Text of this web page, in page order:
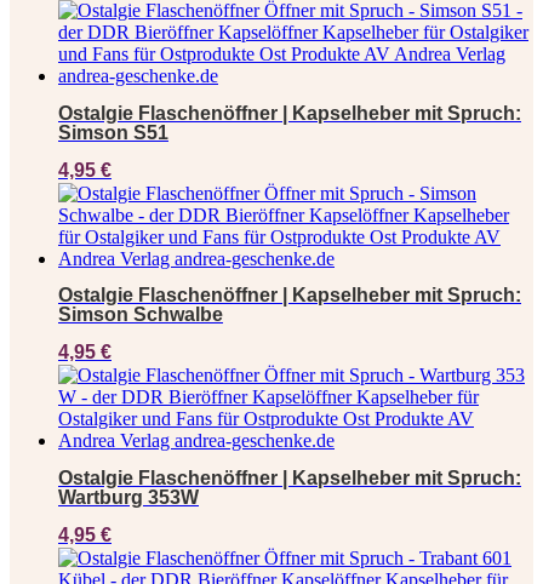
Ostalgie Flaschenöffner | Kapselheber mit Spruch:
Simson S51
4,95 €
Ostalgie Flaschenöffner | Kapselheber mit Spruch:
Simson Schwalbe
4,95 €
Ostalgie Flaschenöffner | Kapselheber mit Spruch:
Wartburg 353W
4,95 €